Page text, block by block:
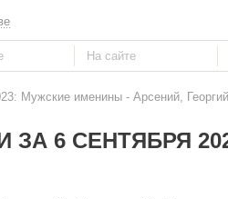
Мужские именины - Арсений,
ЗА 6 СЕНТЯБРЯ